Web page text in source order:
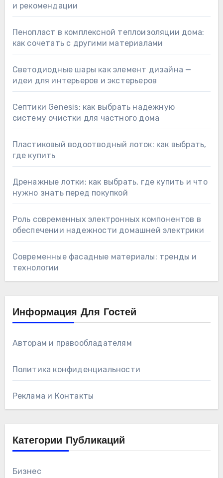
и рекомендации
Пенопласт в комплексной теплоизоляции дома:
как сочетать с другими материалами
Светодиодные шары как элемент дизайна —
идеи для интерьеров и экстерьеров
Септики Genesis: как выбрать надежную
систему очистки для частного дома
Пластиковый водоотводный лоток: как выбрать,
где купить
Дренажные лотки: как выбрать, где купить и что
нужно знать перед покупкой
Роль современных электронных компонентов в
обеспечении надежности домашней электрики
Современные фасадные материалы: тренды и
технологии
Информация Для Гостей
Авторам и правообладателям
Политика конфиденциальности
Реклама и Контакты
Категории Публикаций
Бизнес